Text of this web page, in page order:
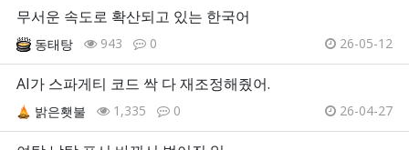
무서운 속도로 확산되고 있는 한국어
동태탕 943 0 26-05-12
AI가 스파게티 코드 싹 다 재조정해줬어.
밝은횃불 1,335 0 26-04-27